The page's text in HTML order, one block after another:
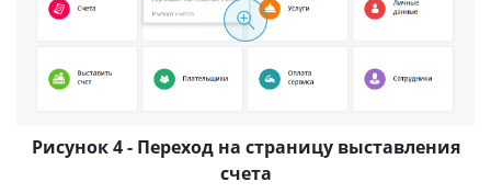
Рисунок 4 - Переход на страницу выставления
счета